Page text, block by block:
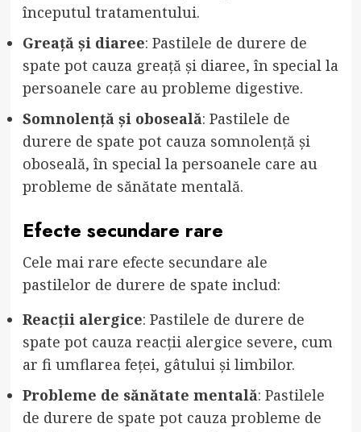
începutul tratamentului.
Greață și diaree: Pastilele de durere de
spate pot cauza greață și diaree, în special la
persoanele care au probleme digestive.
Somnolență și oboseală: Pastilele de
durere de spate pot cauza somnolență și
oboseală, în special la persoanele care au
probleme de sănătate mentală.
Efecte secundare rare
Cele mai rare efecte secundare ale
pastilelor de durere de spate includ:
Reacții alergice: Pastilele de durere de
spate pot cauza reacții alergice severe, cum
ar fi umflarea feței, gâtului și limbilor.
Probleme de sănătate mentală: Pastilele
de durere de spate pot cauza probleme de